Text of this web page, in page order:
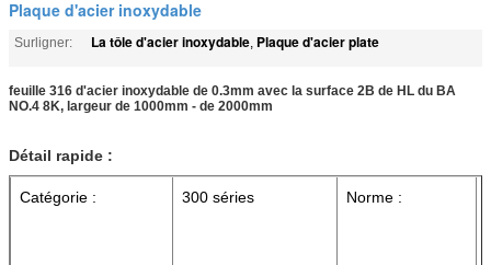
Plaque d'acier inoxydable
Surligner: La tôle d'acier inoxydable, Plaque d'acier plate
feuille 316 d'acier inoxydable de 0.3mm avec la surface 2B de HL du BA
NO.4 8K, largeur de 1000mm - de 2000mm
Détail rapide :
Catégorie : 300 séries Norme :